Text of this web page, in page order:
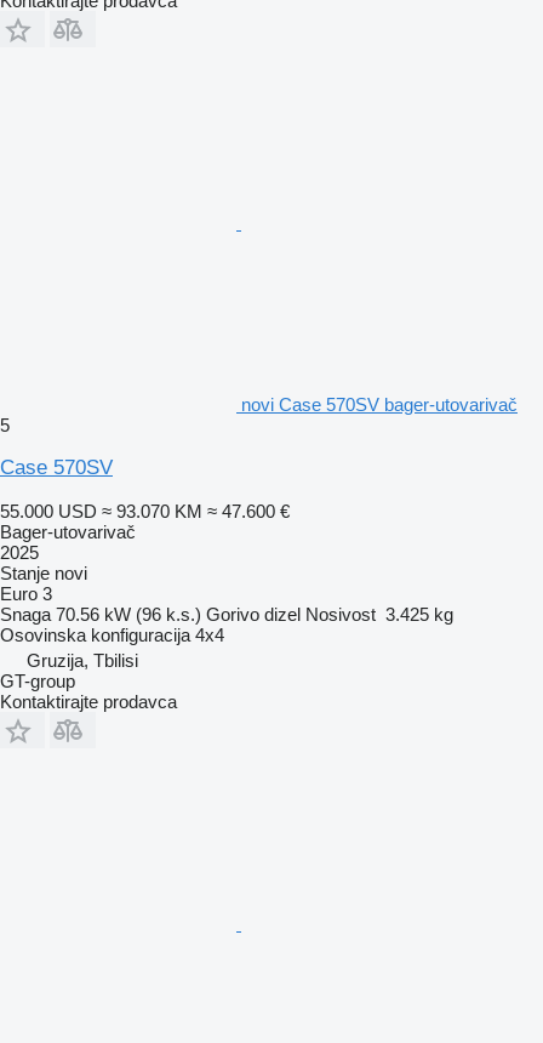
novi Case 570SV bager-utovarivač
5
Case 570SV
55.000 USD ≈ 93.070 KM ≈ 47.600 €
Bager-utovarivač
2025
Stanje novi
Euro 3
Snaga 70.56 kW (96 k.s.) Gorivo dizel Nosivost 3.425 kg
Osovinska konfiguracija 4x4
Gruzija, Tbilisi
GT-group
Kontaktirajte prodavca